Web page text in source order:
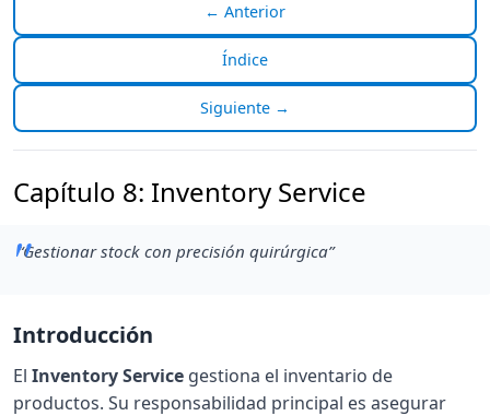
← Anterior
Índice
Siguiente →
Capítulo 8: Inventory Service
“Gestionar stock con precisión quirúrgica”
Introducción
El Inventory Service gestiona el inventario de
productos. Su responsabilidad principal es asegurar